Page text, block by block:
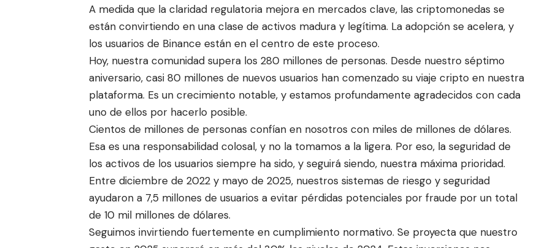
A medida que la claridad regulatoria mejora en mercados clave, las criptomonedas se
están convirtiendo en una clase de activos madura y legítima. La adopción se acelera, y
los usuarios de Binance están en el centro de este proceso.
Hoy, nuestra comunidad supera los 280 millones de personas. Desde nuestro séptimo
aniversario, casi 80 millones de nuevos usuarios han comenzado su viaje cripto en nuestra
plataforma. Es un crecimiento notable, y estamos profundamente agradecidos con cada
uno de ellos por hacerlo posible.
Cientos de millones de personas confían en nosotros con miles de millones de dólares.
Esa es una responsabilidad colosal, y no la tomamos a la ligera. Por eso, la seguridad de
los activos de los usuarios siempre ha sido, y seguirá siendo, nuestra máxima prioridad.
Entre diciembre de 2022 y mayo de 2025, nuestros sistemas de riesgo y seguridad
ayudaron a 7,5 millones de usuarios a evitar pérdidas potenciales por fraude por un total
de 10 mil millones de dólares.
Seguimos invirtiendo fuertemente en cumplimiento normativo. Se proyecta que nuestro